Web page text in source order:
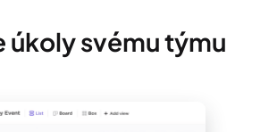
úkoly svému týmu